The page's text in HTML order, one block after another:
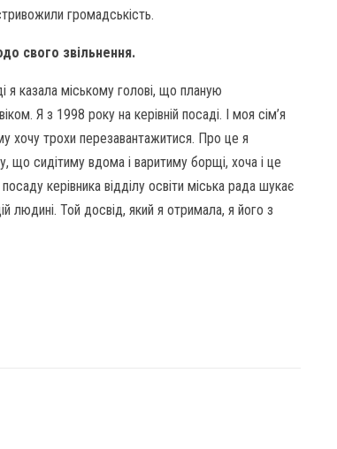
громадськість.
свого звільнення.
казала міському голові, що планую
Я з 1998 року на керівній посаді. І моя сім’я
хочу трохи перезавантажитися. Про це я
що сидітиму вдома і варитиму борщі, хоча і це
керівника відділу освіти міська рада шукає
людині. Той досвід, який я отримала, я його з